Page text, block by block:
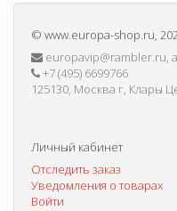
© www.europa-shop.ru,
europavip@rambler.ru,
+7 (495) 6699766
125130, Москва г, Клары
Личный кабинет
Отследить заказ
Уведомления о товарах
Войти